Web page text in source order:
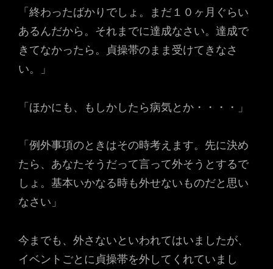
「終わったばかりでしょ。まだ１０ヶ月ぐらい
あるんだから。それまでに達成なさい。達成で
きてなかったら。貞操帯のまま受けてきなさ
い。」
「ほかにも、もしかしたら病気とか・・・・」
「例外事項のときはその時考えます。先に決め
たら、あなたそうだって言って外そうとするで
しょ。基本いかなる時も外せないものだと思い
なさい」
今までも、外さないといわれてはいましたが、
イベントごとに貞操帯を外してくれていまし